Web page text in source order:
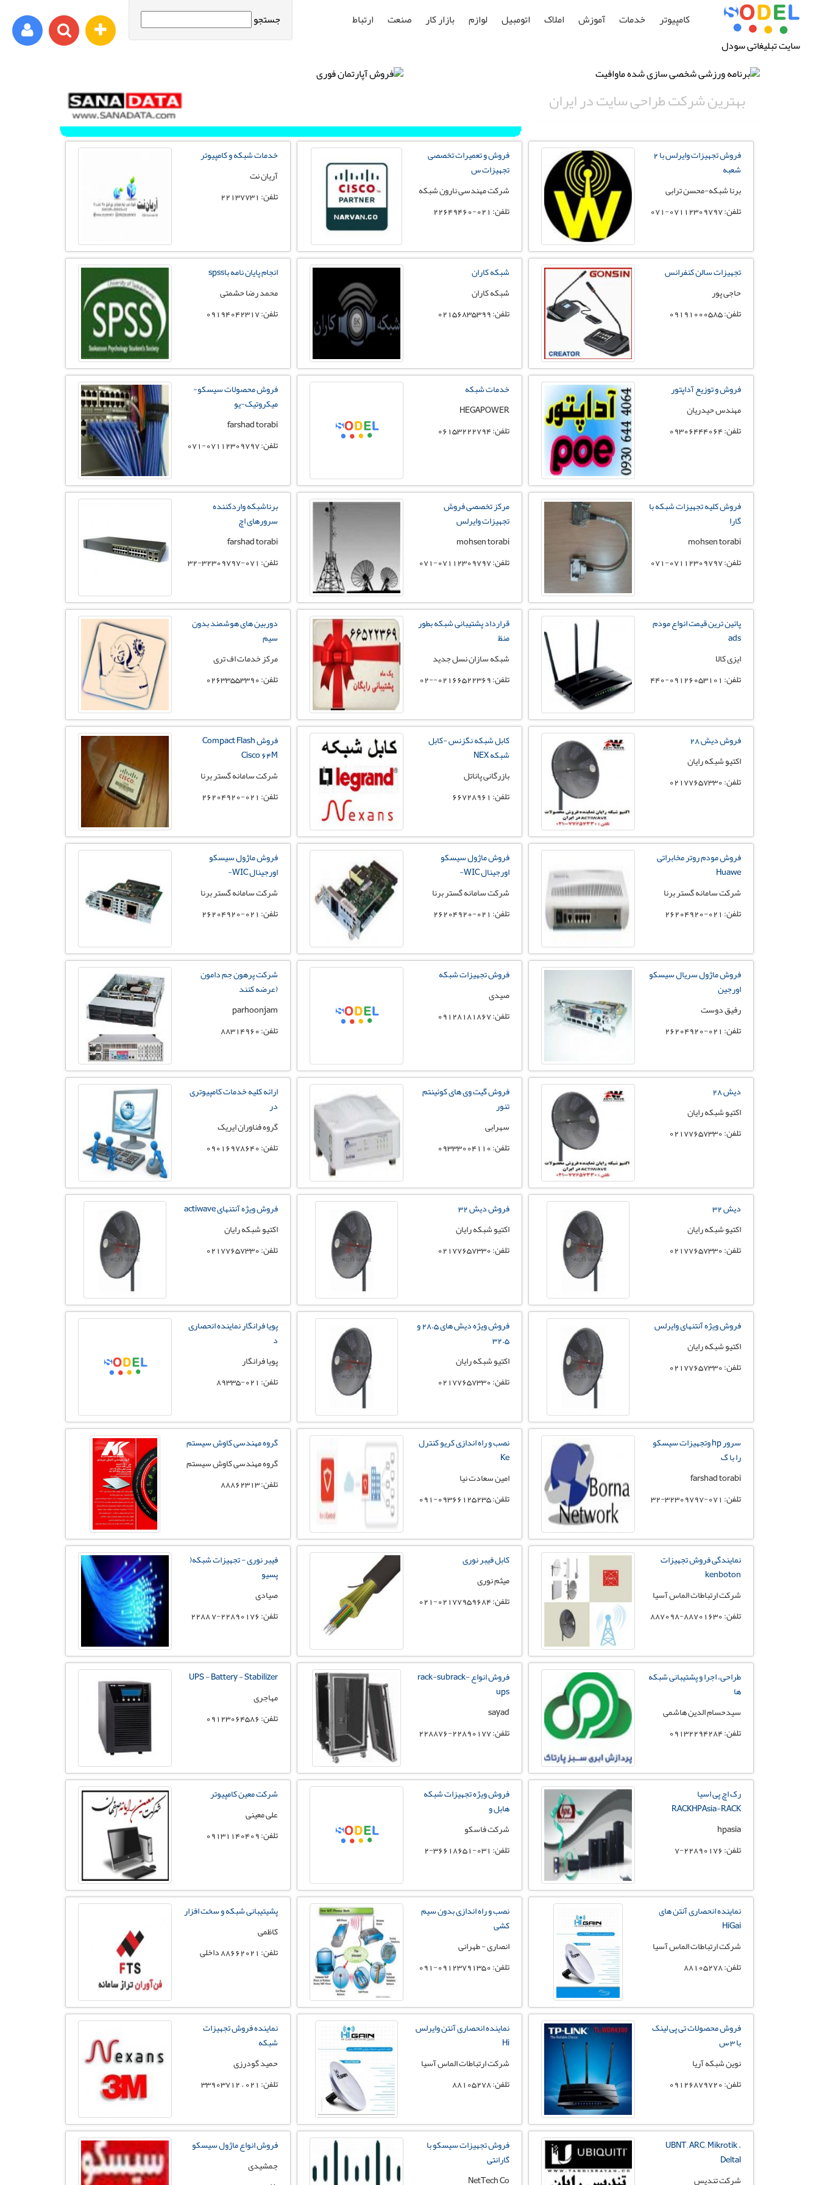
سایت تبلیغاتی سودل
کامپیوتر خدمات آموزش املاک اتومبیل لوازم بازار کار صنعت ارتباط
جستجو
برای مثال : xyz@yahoo.com بهترین شرکت طراحی سایت در ایران
فروش تجهیزات وایرلس با 2
شعبه
برنا شبکه-محسن ترابی
تلفن: 07112309797-071
فروش و تعمیرات تخصصی
تجهیزات س
شرکت مهندسی نارون شبکه
تلفن: 021-22649460
خدمات شبکه و کامپیوتر
آریان نت
تلفن: 22137731
تجهیزات سالن کنفرانس
حاجی پور
تلفن: 09191000585
شبکه کاران
شبکه کاران
تلفن: 02156835399
انجام پایان نامه باspss
محمد رضا حشمتی
تلفن: 09194042317
فروش و توزیع آداپتور
مهندس حیدریان
تلفن: 09306444064
خدمات شبکه
HEGAPOWER
تلفن: 06153222794
فروش محصولات سیسکو-
میکروتیک-یو
farshad torabi
تلفن: 07112309797-071
فروش کلیه تجهیزات شبکه با
گارا
mohsen torabi
تلفن: 07112309797-071
مرکز تخصصی فروش
تجهیزات وایرلس
mohsen torabi
تلفن: 07112309797-071
برناشبکه واردکننده
سرورهای اچ
farshad torabi
تلفن: 071-32309797-32
پائین ترین قیمت انواع مودم
ads
ایزی کالا
تلفن: 09126053101-440
قرارداد پشتیبانی شبکه بطور
منظ
شبکه سازان نسل جدید
تلفن: 02166522369--02
دوربین های هوشمند بدون
سیم
مرکز خدمات اف تری
تلفن: 02633553390
فروش دیش 28
اکتیو شبکه رایان
تلفن: 02177657330
کابل شبکه نگزنس -کابل
شبکه NEX
بازرگانی پاناتل
تلفن: 66728961
فروش Compact Flash
Cisco 64M
شرکت سامانه گستر برنا
تلفن: 021-26204920
فروش مودم روتر مخابراتی
Huawe
شرکت سامانه گستر برنا
تلفن: 021-26204920
فروش ماژول سیسکو
اورجینال WIC-
شرکت سامانه گستر برنا
تلفن: 021-26204920
فروش ماژول سیسکو
اورجینال WIC-
شرکت سامانه گستر برنا
تلفن: 021-26204920
فروش ماژول سریال سیسکو
اورجین
رفیق دوست
تلفن: 021-26204920
فروش تجهیزات شبکه
صیدی
تلفن: 09128181867
شرکت پرهون جم دامون
(عرضه کنند
parhoonjam
تلفن: 88314960
دیش 28
اکتیو شبکه رایان
تلفن: 02177657330
فروش گیت وی های کوئینتم
تنور
سهرابی
تلفن: 09333004110
ارائه کلیه خدمات کامپیوتری
در
گروه فناوران ایریک
تلفن: 09016978640
دیش 32
اکتیو شبکه رایان
تلفن: 02177657330
فروش دیش 32
اکتیو شبکه رایان
تلفن: 02177657330
فروش ویژه آنتنهای actiwave
اکتیو شبکه رایان
تلفن: 02177657330
فروش ویژه آنتنهای وایرلس
اکتیو شبکه رایان
تلفن: 02177657330
فروش ویژه دیش های 28.5 و
32.5
اکتیو شبکه رایان
تلفن: 02177657330
پویا فرانگار نماینده انحصاری
د
پویا فرانگار
تلفن: 021-89335
سرور hp وتجهیزات سیسکو
را با گ
farshad torabi
تلفن: 071-32309797-32
نصب و راه اندازی کریو کنترل
Ke
امین سعادت نیا
تلفن: 09366125235-091
گروه مهندسی کاوش سیستم
گروه مهندسی کاوش سیستم
تلفن: 88862313
نمایندگی فروش تجهیزات
kenboton
شرکت ارتباطات الماس آسیا
تلفن: 88701630-887098
کابل فیبر نوری
میثم نوری
تلفن: 02177959684-021
فیبر نوری - تجهیزات شبکه(
پسیو
صیادی
تلفن: 22890176-7 2288
طراحی، اجرا و پشتیبانی شبکه
ها
سیدحسام الدین هاشمی
تلفن: 09132294284
فروش انواع rack-subrack-
ups
sayad
تلفن: 22890177-228876
UPS - Battery - Stabilizer
مهاجری
تلفن: 09123064586
رک اچ پی اسیا
RACKHPAsia-RACK
hpasia
تلفن: 22890176-7
فروش ویژه تجهیزات شبکه
هابل و
شرکت فاسکو
تلفن: 031-36618651-2
شرکت معین کامپیوتر
علی معینی
تلفن: 09131140409
نماینده انحصاری آنتن های
HiGai
شرکت ارتباطات الماس آسیا
تلفن: 88105278
نصب و راه اندازی بدون سیم
کشی
انصاری - طهرانی
تلفن: 09123791350-091
پشیتیبانی شبکه و سخت افزار
کاظمی
تلفن: 88662021 داخلی
فروش محصولات تی پی لینک
با 3 س
نوین شبکه آریا
تلفن: 09126879720
نماینده انحصاری آنتن وایرلس
Hi
شرکت ارتباطات الماس آسیا
تلفن: 88105278
نماینده فروش تجهیزات
شبکه
حمید گودرزی
تلفن: 021 . 33903712
UBNT , ARC , Mikrotik .
Deltal
شرکت تندیس
فروش تجهیزات سیسکو با
گارانتی
NetTech Co
فروش انواع ماژول سیسکو
جمشیدی